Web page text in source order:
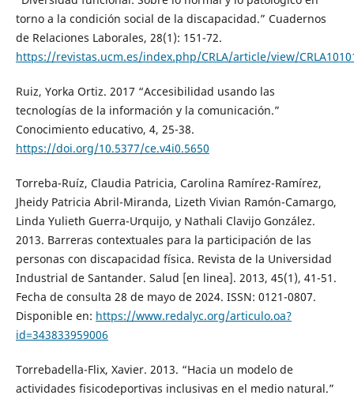
torno a la condición social de la discapacidad.” Cuadernos
de Relaciones Laborales, 28(1): 151-72.
https://revistas.ucm.es/index.php/CRLA/article/view/
Ruiz, Yorka Ortiz. 2017 “Accesibilidad usando las
tecnologías de la información y la comunicación.”
Conocimiento educativo, 4, 25-38.
https://doi.org/10.5377/ce.v4i0.5650
Torreba-Ruíz, Claudia Patricia, Carolina Ramírez-Ramírez,
Jheidy Patricia Abril-Miranda, Lizeth Vivian Ramón-Camargo,
Linda Yulieth Guerra-Urquijo, y Nathali Clavijo González.
2013. Barreras contextuales para la participación de las
personas con discapacidad física. Revista de la Universidad
Industrial de Santander. Salud [en linea]. 2013, 45(1), 41-51.
Fecha de consulta 28 de mayo de 2024. ISSN: 0121-0807.
Disponible en: https://www.redalyc.org/articulo.oa?
id=343833959006
Torrebadella-Flix, Xavier. 2013. “Hacia un modelo de
actividades fisicodeportivas inclusivas en el medio natural.”